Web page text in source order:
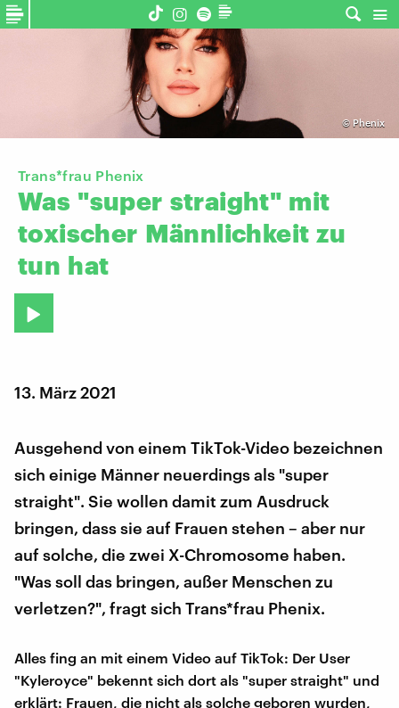
© Phenix
Trans*frau Phenix
Was "super straight" mit
toxischer Männlichkeit zu
tun hat
13. März 2021
Ausgehend von einem TikTok-Video bezeichnen
sich einige Männer neuerdings als "super
straight". Sie wollen damit zum Ausdruck
bringen, dass sie auf Frauen stehen – aber nur
auf solche, die zwei X-Chromosome haben.
"Was soll das bringen, außer Menschen zu
verletzen?", fragt sich Trans*frau Phenix.
Alles fing an mit einem Video auf TikTok: Der User
"Kyleroyce" bekennt sich dort als "super straight" und
erklärt: Frauen, die nicht als solche geboren wurden,